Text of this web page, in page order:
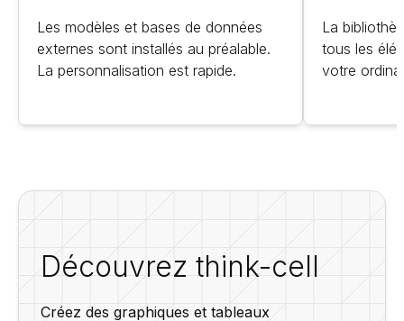
Les modèles et bases de données
externes sont installés au préalable.
La personnalisation est rapide.
La
tous les
votre
Découvrez think-cell
Créez des graphiques et tableaux